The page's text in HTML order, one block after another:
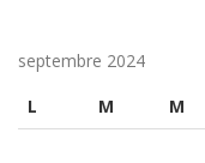
septembre 2024
L
M M